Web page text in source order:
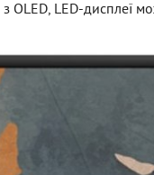
OLED, LED-дисплеї